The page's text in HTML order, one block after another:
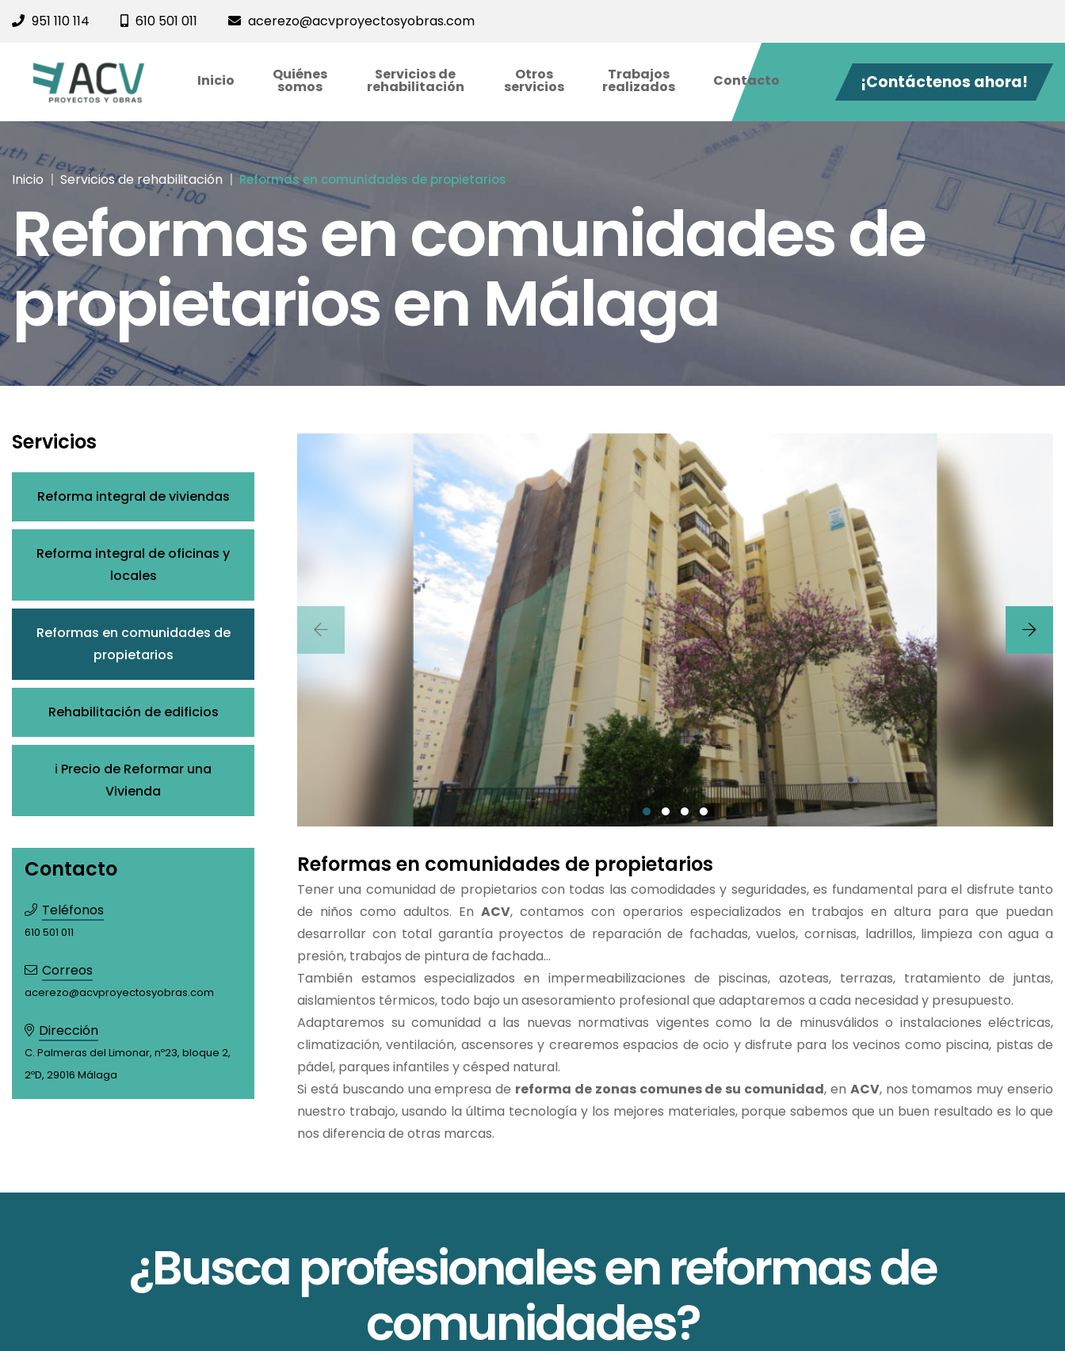
951 110 114 610 501 011 acerezo@acvproyectosyobras.com
Inicio Quiénes
somos
Servicios de
rehabilitación
Otros
servicios
Trabajos
realizados Contacto ¡Contáctenos ahora!
Inicio Servicios de rehabilitación Reformas en comunidades de propietarios
Reformas en comunidades de
propietarios en Málaga
Servicios
Reforma integral de viviendas
Reforma integral de oficinas y
locales
Reformas en comunidades de
propietarios
Rehabilitación de edificios
ℹ️ Precio de Reformar una
Vivienda
Contacto
Teléfonos
610 501 011
Correos
acerezo@acvproyectosyobras.com
Dirección
C. Palmeras del Limonar, nº23, bloque 2,
2ºD, 29016 Málaga
Reformas en comunidades de propietarios
Tener una comunidad de propietarios con todas las comodidades y seguridades, es fundamental para el disfrute tanto
de niños como adultos. EnACV, contamos con operarios especializados en trabajos en altura para que puedan
desarrollar con total garantía proyectos de reparación de fachadas, vuelos, cornisas, ladrillos, limpieza con agua a
presión, trabajos de pintura de fachada...
También estamos especializados en impermeabilizaciones de piscinas, azoteas, terrazas, tratamiento de juntas,
aislamientos térmicos, todo bajo un asesoramiento profesional que adaptaremos a cada necesidad y presupuesto.
Adaptaremos su comunidad a las nuevas normativas vigentes como la de minusválidos o instalaciones eléctricas,
climatización, ventilación, ascensores y crearemos espacios de ocio y disfrute para los vecinos como piscina, pistas de
pádel, parques infantiles y césped natural.
Si está buscando una empresa de reforma de zonas comunes de su comunidad, en ACV, nos tomamos muy enserio
nuestro trabajo, usando la última tecnología y los mejores materiales, porque sabemos que un buen resultado es lo que
nos diferencia de otras marcas.
¿Busca profesionales en reformas de
comunidades?